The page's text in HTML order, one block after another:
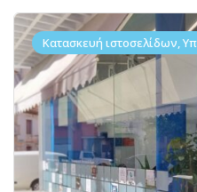
Κατασκευή ιστοσελίδων,